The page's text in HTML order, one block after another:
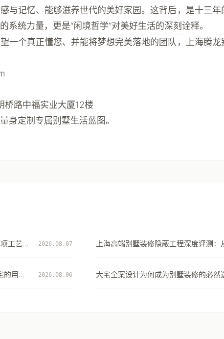
与记忆、能够滋养世代的美好家园。这背后，是十三年
系统力量，更是“闲境哲学”对美好生活的深刻诠释。
一个真正懂您、并能将梦想完美落地的团队，上海腾龙
桥路中福实业大厦12楼
身定制专属别墅生活蓝图。
工艺细
2026.08.07
上海高端别墅装修隐蔽工程深度评测：
的用水
2026.08.06
大宅全案设计为何成为别墅装修的必然